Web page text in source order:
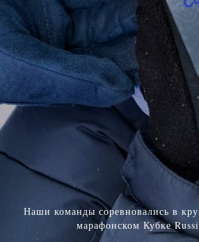
Наши команды соревновались в
марафонском Кубке